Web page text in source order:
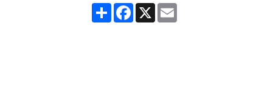
PartagerFacebook
X